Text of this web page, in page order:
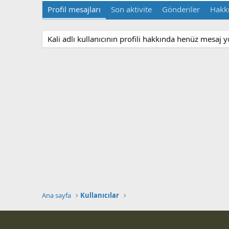
Profil mesajları Son aktivite Gönderiler
Kali adlı kullanıcının profili hakkında henüz mesaj
Ana sayfa Kullanıcılar